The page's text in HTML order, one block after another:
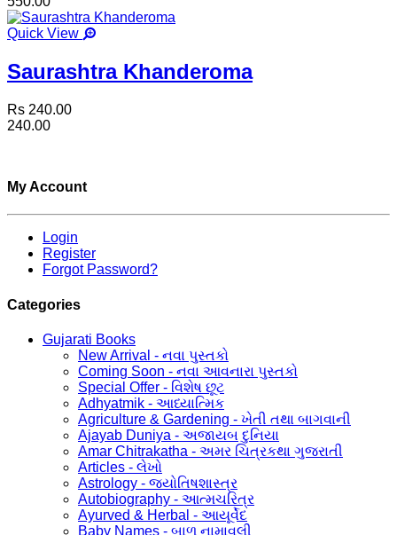
Quick View
Saurashtra Khanderoma
Rs 240.00
240.00
My Account
Login
Register
Forgot Password?
Categories
Gujarati Books
New Arrival - નવા પુસ્તકો
Coming Soon - નવા આવનારા પુસ્તકો
Special Offer - વિશેષ છૂટ
Adhyatmik - આધ્યાત્મિક
Agriculture & Gardening - ખેતી તથા બાગવાની
Ajayab Duniya - અજાયબ દુનિયા
Amar Chitrakatha - અમર ચિત્રકથા ગુજરાતી
Articles - લેખો
Astrology - જ્યોતિષશાસ્ત્ર
Autobiography - આત્મચરિત્ર
Ayurved & Herbal - આયૂર્વેદ
Baby Names - બાળ નામાવલી